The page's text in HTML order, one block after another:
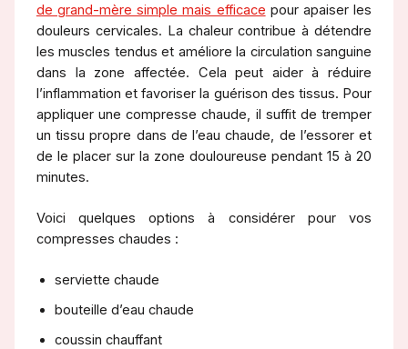
de grand-mère simple mais efficace pour apaiser les
douleurs cervicales. La chaleur contribue à détendre
les muscles tendus et améliore la circulation sanguine
dans la zone affectée. Cela peut aider à réduire
l’inflammation et favoriser la guérison des tissus. Pour
appliquer une compresse chaude, il suffit de tremper
un tissu propre dans de l’eau chaude, de l’essorer et
de le placer sur la zone douloureuse pendant 15 à 20
minutes.
Voici quelques options à considérer pour vos
compresses chaudes :
serviette chaude
bouteille d’eau chaude
coussin chauffant